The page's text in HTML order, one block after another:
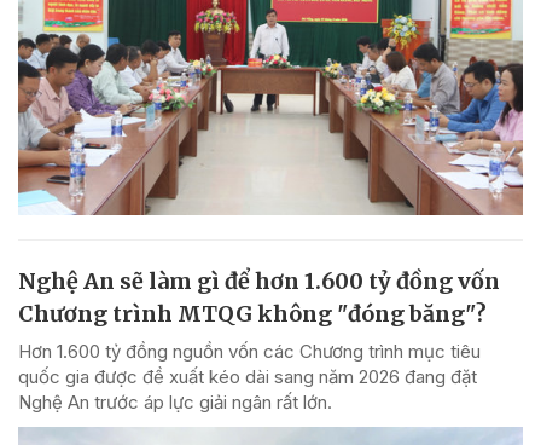
Nghệ An sẽ làm gì để hơn 1.600 tỷ đồng vốn
Chương trình MTQG không "đóng băng"?
Hơn 1.600 tỷ đồng nguồn vốn các Chương trình mục tiêu
quốc gia được đề xuất kéo dài sang năm 2026 đang đặt
Nghệ An trước áp lực giải ngân rất lớn.